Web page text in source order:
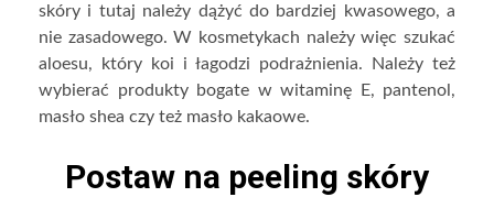
skóry i tutaj należy dążyć do bardziej kwasowego, a
nie zasadowego. W kosmetykach należy więc szukać
aloesu, który koi i łagodzi podrażnienia. Należy też
wybierać produkty bogate w witaminę E, pantenol,
masło shea czy też masło kakaowe.
Postaw na peeling skóry